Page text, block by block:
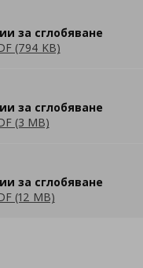
за сглобяване
(794 KB)
за сглобяване
(3 MB)
за сглобяване
(12 MB)